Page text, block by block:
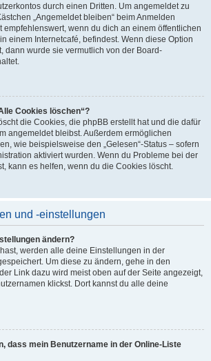
durch einen Dritten. Um angemeldet zu
„Angemeldet bleiben“ beim Anmelden
empfehlenswert, wenn du dich an einem öffentlichen
einem Internetcafé, befindest. Wenn diese Option
dann wurde sie vermutlich von der Board-
Cookies löschen“?
die Cookies, die phpBB erstellt hat und die dafür
angemeldet bleibst. Außerdem ermöglichen
wie beispielsweise den „Gelesen“-Status – sofern
aktiviert wurden. Wenn du Probleme bei der
kann es helfen, wenn du die Cookies löscht.
und -einstellungen
ändern?
werden alle deine Einstellungen in der
Um diese zu ändern, gehe in den
Link dazu wird meist oben auf der Seite angezeigt,
klickst. Dort kannst du alle deine
dass mein Benutzername in der Online-Liste